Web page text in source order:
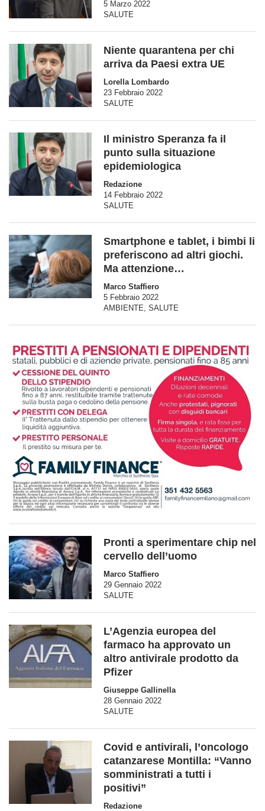
5 Marzo 2022
SALUTE
Niente quarantena per chi
arriva da Paesi extra UE
Lorella Lombardo
23 Febbraio 2022
SALUTE
Il ministro Speranza fa il
punto sulla situazione
epidemiologica
Redazione
14 Febbraio 2022
SALUTE
Smartphone e tablet, i bimbi li
preferiscono ad altri giochi.
Ma attenzione…
Marco Staffiero
5 Febbraio 2022
AMBIENTE SALUTE
Pronti a sperimentare chip nel
cervello dell’uomo
Marco Staffiero
29 Gennaio 2022
SALUTE
L’Agenzia europea del
farmaco ha approvato un
altro antivirale prodotto da
Pfizer
Giuseppe Gallinella
28 Gennaio 2022
SALUTE
Covid e antivirali, l’oncologo
catanzarese Montilla: “Vanno
somministrati a tutti i
positivi”
Redazione